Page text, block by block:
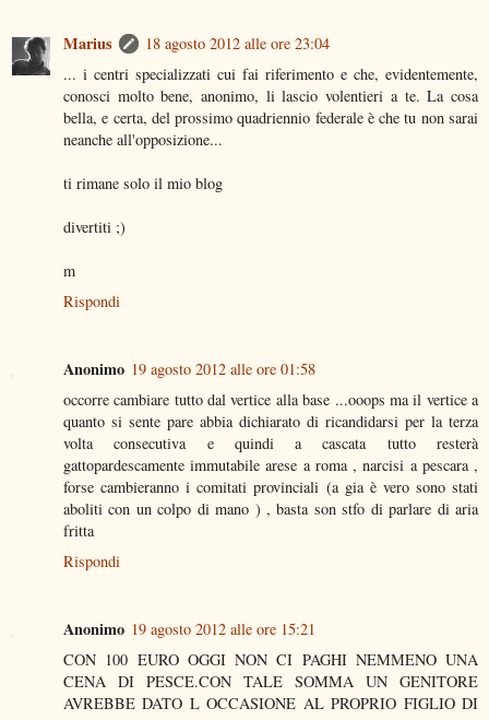
Marius
18 agosto 2012 alle ore 23:04
... i centri specializzati cui fai riferimento e che, evidentemente,
conosci molto bene, anonimo, li lascio volentieri a te. La cosa
bella, e certa, del prossimo quadriennio federale è che tu non sarai
neanche all'opposizione...
ti rimane solo il mio blog
divertiti ;)
m
Rispondi
Anonimo 19 agosto 2012 alle ore 01:58
occorre cambiare tutto dal vertice alla base ...ooops ma il vertice a
quanto si sente pare abbia dichiarato di ricandidarsi per la terza
volta consecutiva e quindi a cascata tutto resterà
gattopardescamente immutabile arese a roma , narcisi a pescara ,
forse cambieranno i comitati provinciali (a gia è vero sono stati
aboliti con un colpo di mano ) , basta son stfo di parlare di aria
fritta
Rispondi
Anonimo 19 agosto 2012 alle ore 15:21
CON 100 EURO OGGI NON CI PAGHI NEMMENO UNA
CENA DI PESCE.CON TALE SOMMA UN GENITORE
AVREBBE DATO L OCCASIONE AL PROPRIO FIGLIO DI